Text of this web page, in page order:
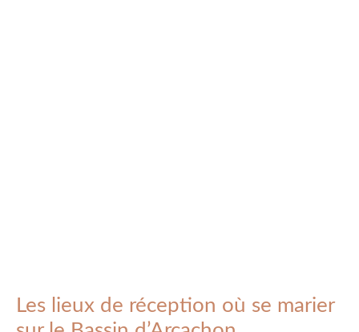
Les lieux de réception où se marier